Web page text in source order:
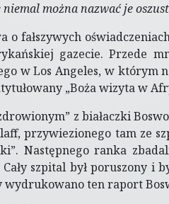
niemal można nazwać je
o fałszywych
gazecie. Przede
w Los Angeles, w którym
„Boża wizyta w
z białaczki
przywiezionego tam ze
Następnego ranka
szpital był poruszony i
wydrukowano ten raport